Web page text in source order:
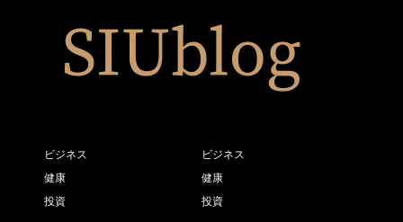
ビジネス
健康
投資
ビジネス
健康
投資